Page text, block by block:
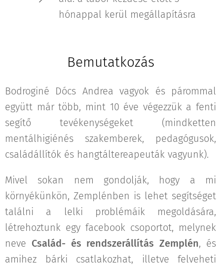
hónappal kerül megállapításra
Bemutatkozás
Bodroginé Dócs Andrea vagyok és párommal
együtt már több, mint 10 éve végezzük a fenti
segítő tevékenységeket (mindketten
mentálhigiénés szakemberek, pedagógusok,
családállítók és hangtáltereapeuták vagyunk).
Mivel sokan nem gondolják, hogy a mi
környékünkön, Zemplénben is lehet segítséget
találni a lelki problémáik megoldására,
létrehoztunk egy facebook csoportot, melynek
neve Család- és rendszerállítás Zemplén, és
amihez bárki csatlakozhat, illetve felveheti